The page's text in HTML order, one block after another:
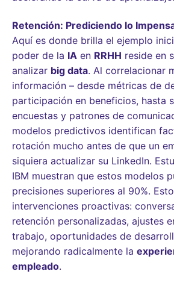
Retención: Prediciendo lo
Aquí es donde brilla el ejemplo
poder de la IA en RRHH reside en
analizar big data. Al correlacionar
información – desde métricas de
participación en beneficios, hasta
encuestas y patrones de
modelos predictivos identifican
rotación mucho antes de que un
siquiera actualizar su LinkedIn.
IBM muestran que estos modelos
precisiones superiores al 90%.
intervenciones proactivas:
retención personalizadas, ajustes
trabajo, oportunidades de
mejorando radicalmente la
empleado.